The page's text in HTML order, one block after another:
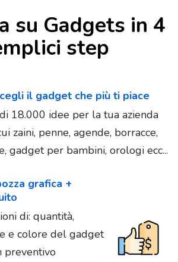
su Gadgets in 4
step
il gadget che più ti piace
18.000 idee per la tua azienda
zaini, penne, agende, borracce,
gadget per bambini, orologi ecc...
grafica +
di: quantità,
e colore del gadget
preventivo